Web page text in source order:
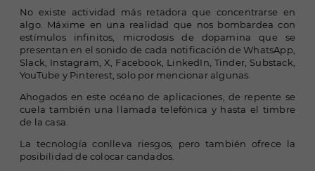
No existe actividad más retadora que concentrarse en
algo. Máxime en una realidad que nos bombardea con
estímulos infinitos, microdosis de dopamina que se
presentan en el sonido de cada notificación de WhatsApp,
Slack, Instagram, X, Facebook, LinkedIn, Tinder, Substack,
YouTube y Pinterest, solo por mencionar algunas.
Ahogados en este océano de aplicaciones, de repente se
cuela también una llamada telefónica y hasta el timbre
de la casa.
La tecnología conlleva riesgos, pero también ofrece la
posibilidad de colocar candados.